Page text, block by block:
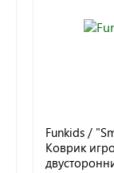
Funkids /
Коврик